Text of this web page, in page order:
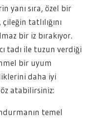
yanı sıra, özel bir
tatlılığını
bir iz bırakıyor.
tadı ile tuzun verdiği
bir uyum
daha iyi
atabilirsiniz:
temel